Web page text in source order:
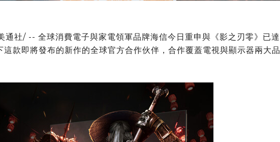
通社/ -- 全球消費電子與家電領軍品牌海信今日重申與《影之刃零》已達
這款即將發布的新作的全球官方合作伙伴，合作覆蓋電視與顯示器兩大品